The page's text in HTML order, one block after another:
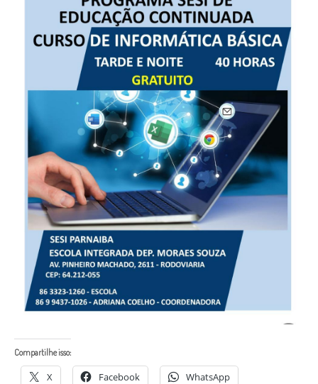
Compartilhe isso:
X Facebook WhatsApp